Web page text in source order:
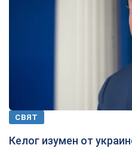
СВЯТ
Келог изумен от